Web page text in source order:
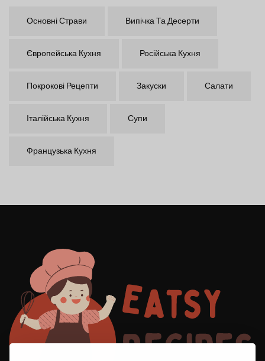
Основні Страви Випічка Та Десерти
Європейська Кухня Російська Кухня
Покрокові Рецепти Закуски Салати
Італійська Кухня Супи
Французька Кухня